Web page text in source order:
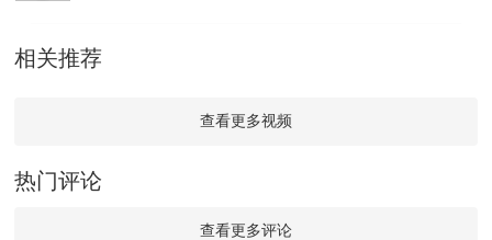
相关推荐
查看更多视频
热门评论
查看更多评论